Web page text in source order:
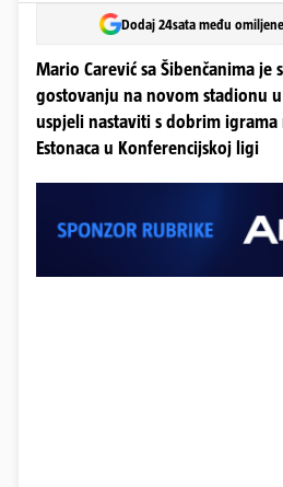
Dodaj 24sata među
Mario Carević sa Šibenčanima
gostovanju na novom stadionu
uspjeli nastaviti s dobrim igrama
Estonaca u Konferencijskoj ligi